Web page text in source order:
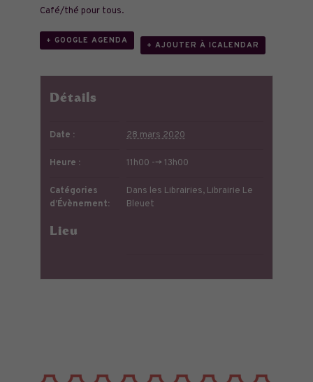
Café/thé pour tous.
+ GOOGLE AGENDA
+ AJOUTER À ICALENDAR
Détails
Date : 28 mars 2020
Heure : 11h00 --> 13h00
Catégories
d’Évènement:
Dans les Librairies, Librairie Le
Bleuet
Lieu